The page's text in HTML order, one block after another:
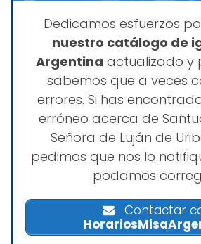
Dedicamos esfuerzos
nuestro catálogo de
Argentina actualizado y
sabemos que a veces
errores. Si has
erróneo acerca de
Señora de Luján de
pedimos que nos lo
podamos
Contactar